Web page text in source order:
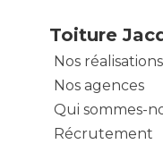
Toiture
Nos réalisations
Nos agences
Qui sommes-
Récrutement